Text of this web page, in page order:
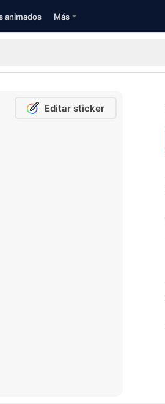
animados Más
Editar sticker